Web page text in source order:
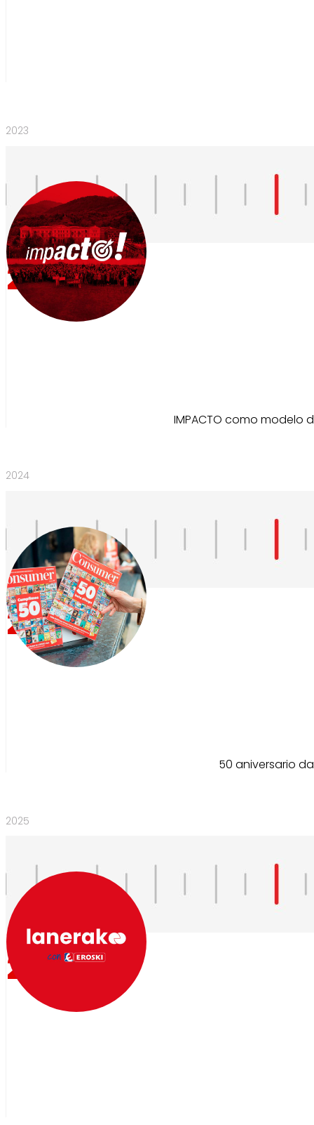
2023
2023
IMPACTO como modelo
2024
2024
50 aniversario
2025
2025